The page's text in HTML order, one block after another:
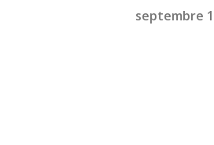
septembre